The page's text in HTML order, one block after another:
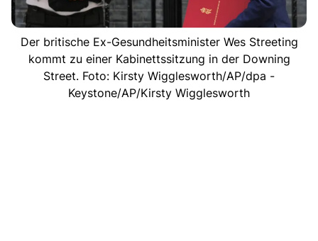
Der britische Ex-Gesundheitsminister Wes Streeting
kommt zu einer Kabinettssitzung in der Downing
Street. Foto: Kirsty Wigglesworth/AP/dpa -
Keystone/AP/Kirsty Wigglesworth